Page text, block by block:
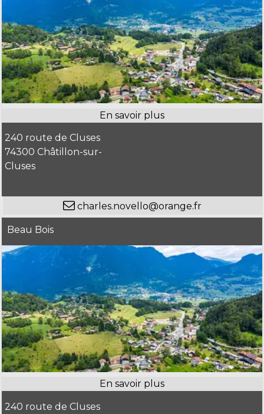
240 route de Cluses
74300 Châtillon-sur-
Cluses
charles.novello@orange.fr
Beau Bois
240 route de Cluses